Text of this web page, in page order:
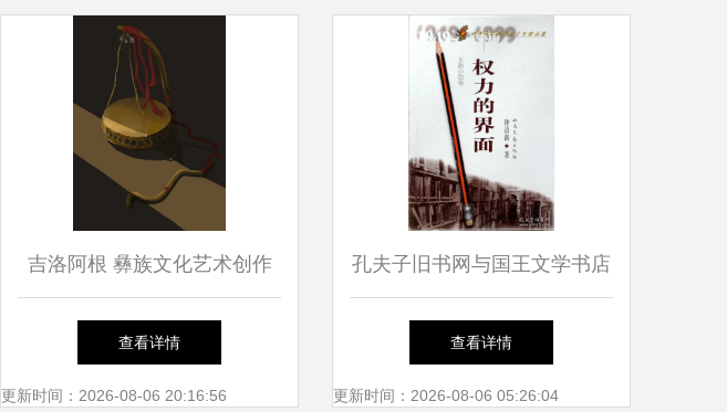
吉洛阿根 彝族文化艺术创作
的璀璨明珠
查看详情
更新时间：2026-08-06 20:16:56
孔夫子旧书网与国王文学书店
当代汉语小说的文艺创作图景
查看详情
更新时间：2026-08-06 05:26:04